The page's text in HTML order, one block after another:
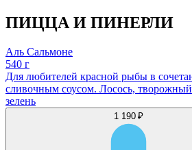
ПИЦЦА И ПИНЕРЛИ
Аль Сальмоне
540 г
Для любителей красной рыбы в
сливочным соусом. Лосось,
зелень
1 190 ₽